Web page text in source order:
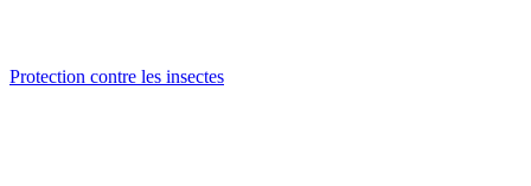
Protection contre les insectes